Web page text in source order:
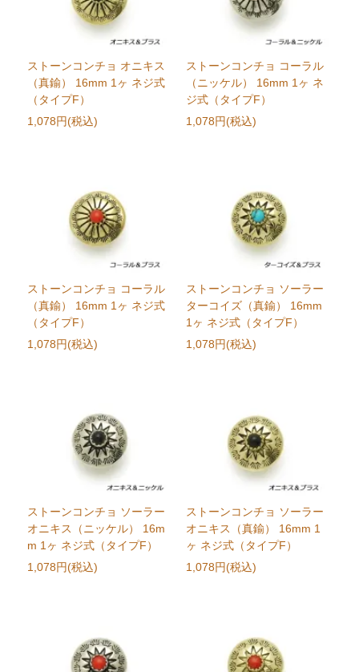
ストーンコンチョ オニキス
（真鍮） 16mm 1ヶ ネジ式
（タイプF）
1,078円(税込)
ストーンコンチョ コーラル
（ニッケル） 16mm 1ヶ ネ
ジ式（タイプF）
1,078円(税込)
ストーンコンチョ コーラル
（真鍮） 16mm 1ヶ ネジ式
（タイプF）
1,078円(税込)
ストーンコンチョ ソーラー
ターコイズ（真鍮） 16mm
1ヶ ネジ式（タイプF）
1,078円(税込)
ストーンコンチョ ソーラー
オニキス（ニッケル） 16m
m 1ヶ ネジ式（タイプF）
1,078円(税込)
ストーンコンチョ ソーラー
オニキス（真鍮） 16mm 1
ヶ ネジ式（タイプF）
1,078円(税込)